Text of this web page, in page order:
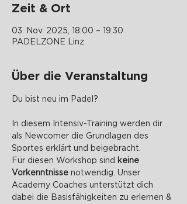
Zeit & Ort
03. Nov. 2025, 18:00 – 19:30
PADELZONE Linz
Über die Veranstaltung
Du bist neu im Padel?
In diesem Intensiv-Training werden dir
als Newcomer die Grundlagen des
Sportes erklärt und beigebracht.
Für diesen Workshop sind keine
Vorkenntnisse notwendig. Unser
Academy Coaches unterstützt dich
dabei die Basisfähigkeiten zu erlernen &